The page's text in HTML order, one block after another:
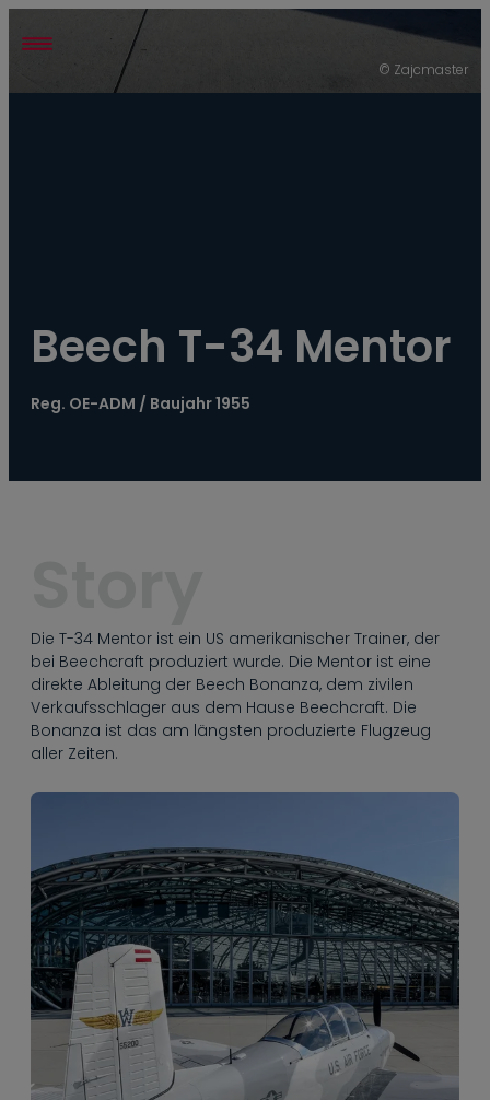
----
----
----
© Zajcmaster
Beech T-34 Mentor
Reg. OE-ADM / Baujahr 1955
Die T-34 Mentor ist ein US amerikanischer Trainer, der
bei Beechcraft produziert wurde. Die Mentor ist eine
direkte Ableitung der Beech Bonanza, dem zivilen
Verkaufsschlager aus dem Hause Beechcraft. Die
Bonanza ist das am längsten produzierte Flugzeug
aller Zeiten.